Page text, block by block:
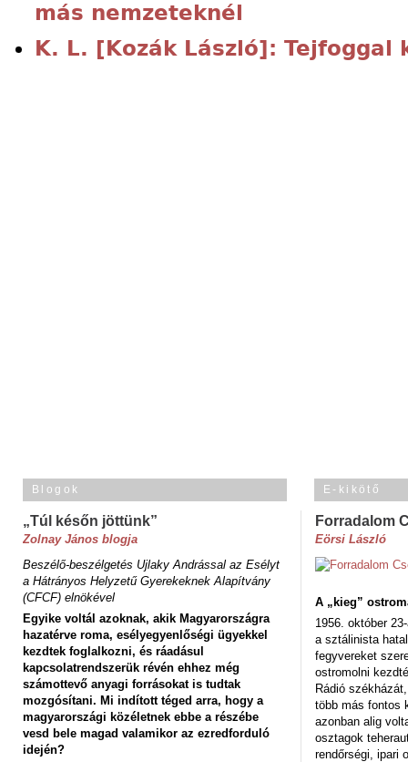
más nemzeteknél
K. L. [Kozák László]: Tejfoggal
Blogok
„Túl későn jöttünk”
Zolnay János blogja
Beszélő-beszélgetés Ujlaky Andrással az Esélyt
a Hátrányos Helyzetű Gyerekeknek Alapítvány
(CFCF) elnökével
Egyike voltál azoknak, akik Magyarországra
hazatérve roma, esélyegyenlőségi ügyekkel
kezdtek foglalkozni, és ráadásul
kapcsolatrendszerük révén ehhez még
számottevő anyagi forrásokat is tudtak
mozgósítani. Mi indított téged arra, hogy a
magyarországi közéletnek ebbe a részébe
vesd bele magad valamikor az ezredforduló
idején?
E-kikötő
Forradalom
Eörsi László
A „kieg”
1956. október
a sztálinista
fegyvereket
ostromolni
Rádió
több más fontos
azonban alig
osztagok
rendőrségi, ipari